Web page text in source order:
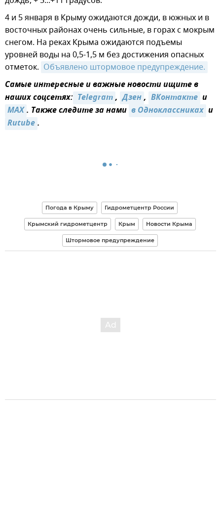
4 и 5 января в Крыму ожидаются дожди, в южных и в
восточных районах очень сильные, в горах с мокрым
снегом. На реках Крыма ожидаются подъемы
уровней воды на 0,5-1,5 м без достижения опасных
отметок. Объявлено штормовое предупреждение.
Самые интересные и важные новости ищите в
наших соцсетях: Telegram, Дзен, ВКонтакте и
MAX. Также следите за нами в Одноклассниках и
Rutube.
Погода в Крыму Гидрометцентр России
Крымский гидрометцентр Крым Новости Крыма
Штормовое предупреждение